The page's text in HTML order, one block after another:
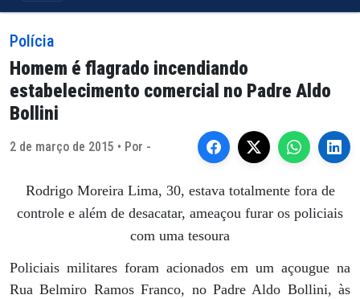
Polícia
Homem é flagrado incendiando
estabelecimento comercial no Padre Aldo
Bollini
2 de março de 2015 • Por -
Rodrigo Moreira Lima, 30, estava totalmente fora de
controle e além de desacatar, ameaçou furar os policiais
com uma tesoura
Policiais militares foram acionados em um açougue na
Rua Belmiro Ramos Franco, no Padre Aldo Bollini, às